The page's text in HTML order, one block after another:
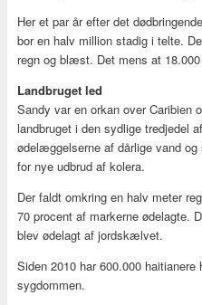
Her et par år efter det
bor en halv million stadig i telte.
regn og blæst. Det mens at
Landbruget led
Sandy var en orkan over Caribien
landbruget i den sydlige tredjedel
ødelæggelserne af dårlige vand
for nye udbrud af kolera.
Der faldt omkring en halv meter
70 procent af markerne ødelagte.
blev ødelagt af jordskælvet.
Siden 2010 har 600.000
sygdommen.